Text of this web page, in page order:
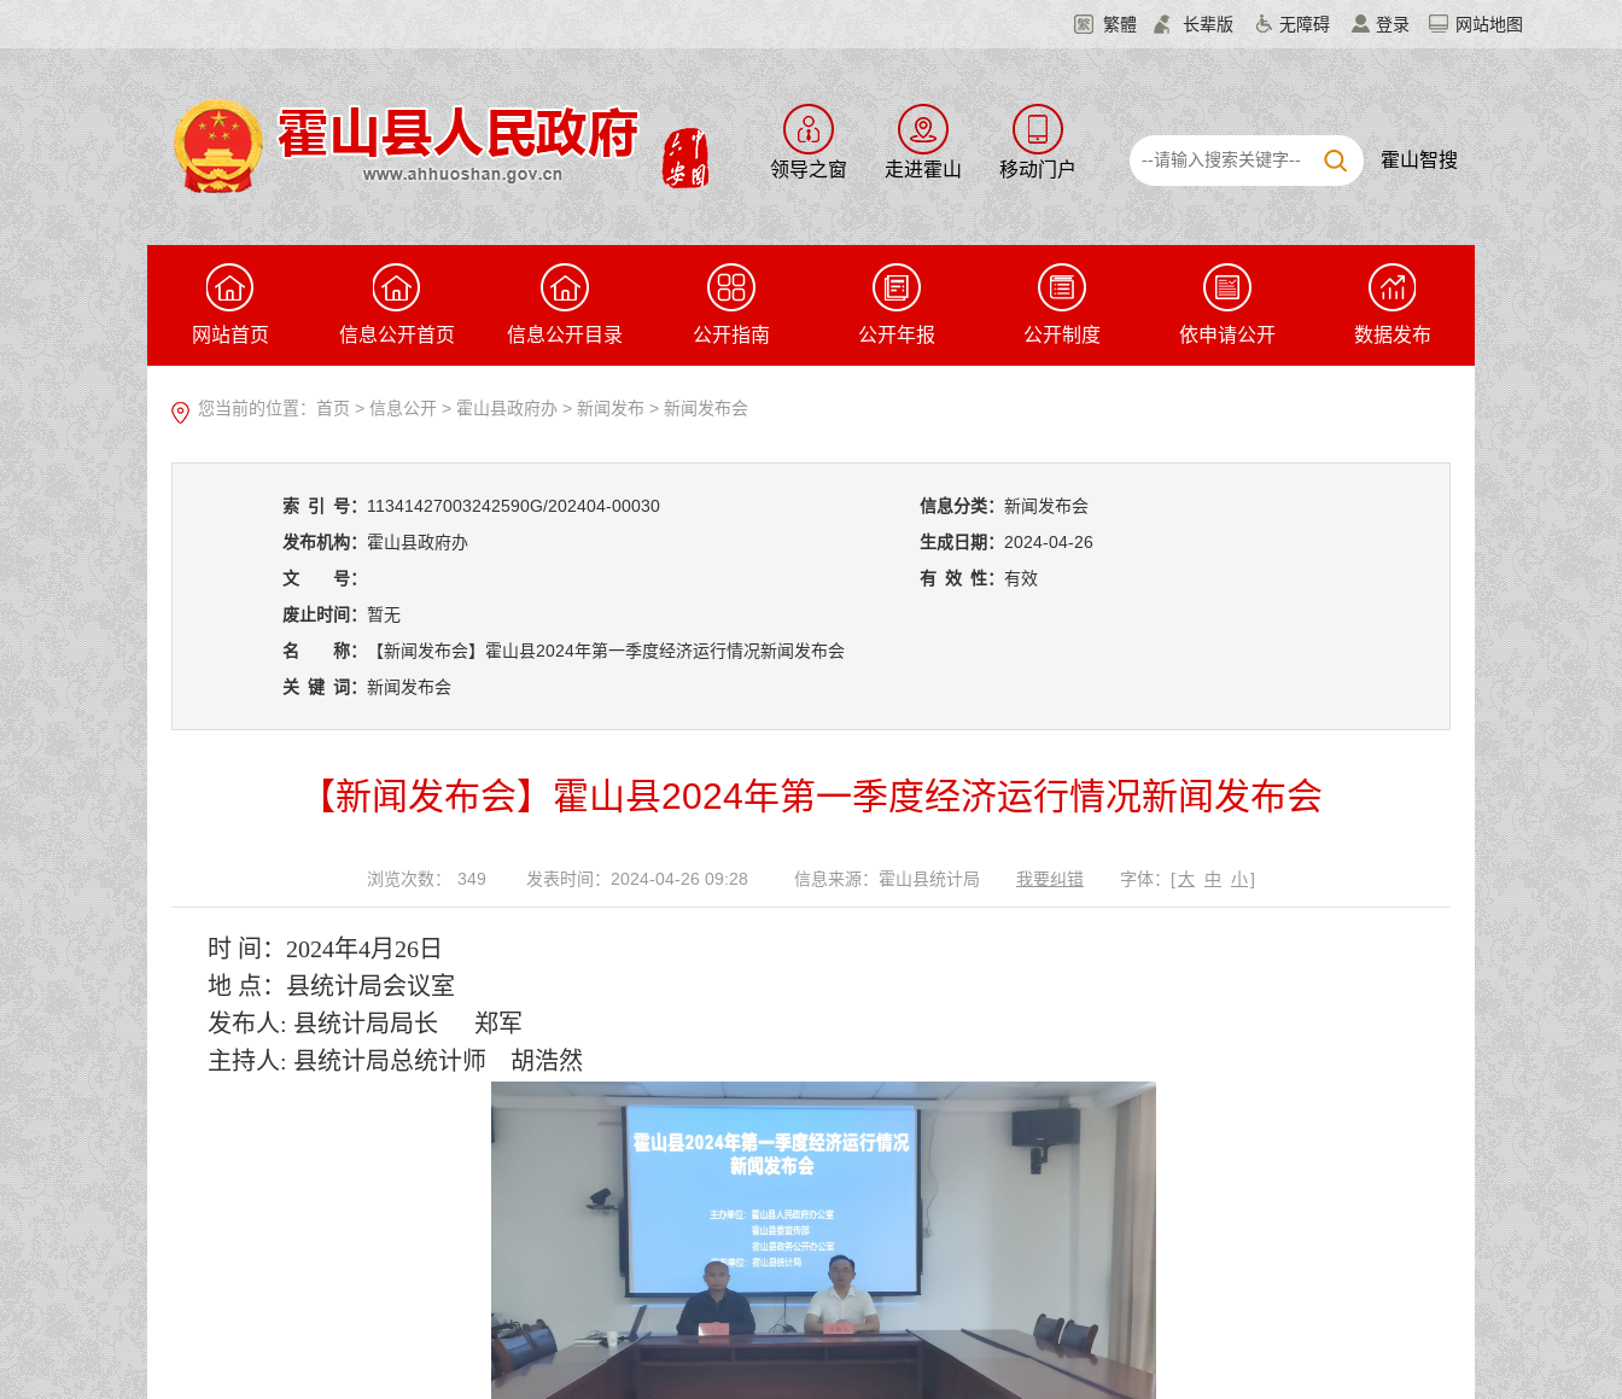
繁體 长辈版 无障碍 登录 网站地图
领导之窗 走进霍山 移动门户 霍山智搜
网站首页 信息公开首页 信息公开目录 公开指南 公开年报 公开制度 依申请公开 数据发布
您当前的位置： 首页 > 信息公开 > 霍山县政府办 > 新闻发布 > 新闻发布会
索 引 号： 11341427003242590G/202404-00030 信息分类： 新闻发布会
发布机构： 霍山县政府办 生成日期： 2024-04-26
文 号：
有 效 性： 有效
废止时间： 暂无
名 称：
【新闻发布会】霍山县2024年第一季度经济运行情况新闻发布会
关 键 词： 新闻发布会
【新闻发布会】霍山县2024年第一季度经济运行情况新闻发布会
浏览次数： 349 发表时间：2024-04-26 09:28 信息来源：霍山县统计局 我要纠错 字体： [大 中 小]
时 间：2024年4月26日
地 点：县统计局会议室
发布人: 县统计局局长 郑军
主持人: 县统计局总统计师 胡浩然